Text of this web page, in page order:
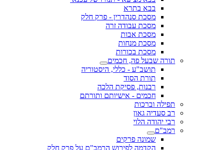
בבא בתרא
מסכת סנהדרין - פרק חלק
מסכת עבודה זרה
מסכת אבות
מסכת מנחות
מסכת בכורות
תורה שבעל פה, חכמים
תושב"ע - כללי, היסטוריה
תורת הסוד
רבנות, פסיקת הלכה
חכמים - אישיותם ותורתם
תפילה וברכות
רב סעדיה גאון
רבי יהודה הלוי
רמב"ם
שמונה פרקים
הקדמה לפירוש הרמב"ם על פרק חלק